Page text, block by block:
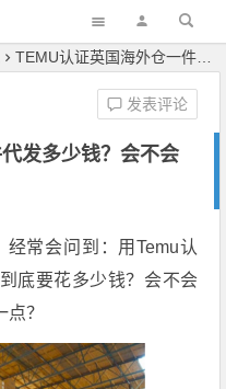
TEMU认证英国海外仓一件代发多少钱？会不会比其他仓更贵？
发多少钱？会不会
发表评论
常会问到：用Temu认
底要花多少钱？会不会
？